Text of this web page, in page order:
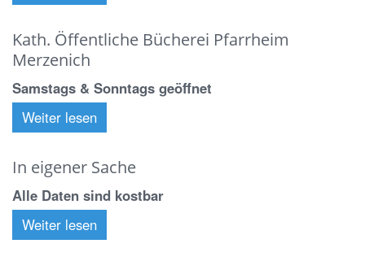
Kath. Öffentliche Bücherei Pfarrheim
Merzenich
Samstags & Sonntags geöffnet
Weiter lesen
In eigener Sache
Alle Daten sind kostbar
Weiter lesen